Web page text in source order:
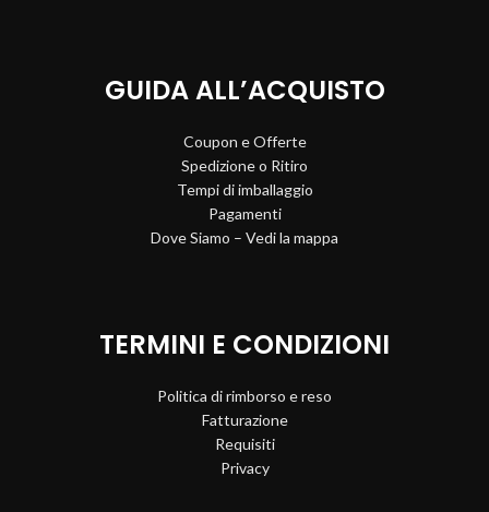
GUIDA ALL’ACQUISTO
Coupon e Offerte
Spedizione o Ritiro
Tempi di imballaggio
Pagamenti
Dove Siamo – Vedi la mappa
TERMINI E CONDIZIONI
Politica di rimborso e reso
Fatturazione
Requisiti
Privacy